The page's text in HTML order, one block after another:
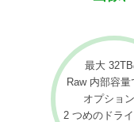
最大
Raw 内部容量
オプショ
2 つめのドラ